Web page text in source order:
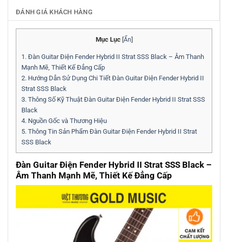
ĐÁNH GIÁ KHÁCH HÀNG
Mục Lục [Ẩn]
1. Đàn Guitar Điện Fender Hybrid II Strat SSS Black – Âm Thanh
Mạnh Mẽ, Thiết Kế Đẳng Cấp
2. Hướng Dẫn Sử Dụng Chi Tiết Đàn Guitar Điện Fender Hybrid II
Strat SSS Black
3. Thông Số Kỹ Thuật Đàn Guitar Điện Fender Hybrid II Strat SSS
Black
4. Nguồn Gốc và Thương Hiệu
5. Thông Tin Sản Phẩm Đàn Guitar Điện Fender Hybrid II Strat
SSS Black
Đàn Guitar Điện Fender Hybrid II Strat SSS Black –
Âm Thanh Mạnh Mẽ, Thiết Kế Đẳng Cấp